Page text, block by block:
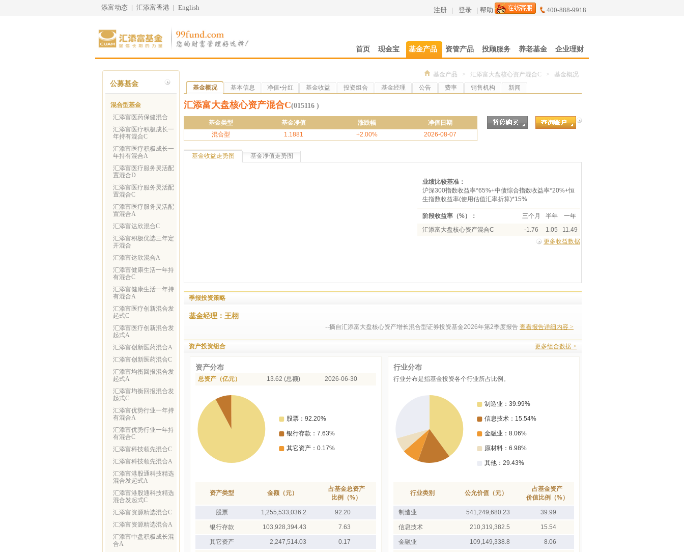
添富动态 | 汇添富香港 | English 注册 | 登录 | 帮助 400-888-9918
首页 现金宝 基金产品 资管产品 投顾服务 养老基金 企业理财
公募基金
混合型基金
汇添富医药保健混合
汇添富医疗积极成长一
年持有混合C
汇添富医疗积极成长一
年持有混合A
汇添富医疗服务灵活配
置混合D
汇添富医疗服务灵活配
置混合C
汇添富医疗服务灵活配
置混合A
汇添富达欣混合C
汇添富积极优选三年定
开混合
汇添富达欣混合A
汇添富健康生活一年持
有混合C
汇添富健康生活一年持
有混合A
汇添富医疗创新混合发
起式C
汇添富医疗创新混合发
起式A
汇添富创新医药混合A
汇添富创新医药混合C
汇添富均衡回报混合发
起式A
汇添富均衡回报混合发
起式C
汇添富优势行业一年持
有混合A
汇添富优势行业一年持
有混合C
汇添富科技领先混合C
汇添富科技领先混合A
汇添富港股通科技精选
混合发起式A
汇添富港股通科技精选
混合发起式C
汇添富资源精选混合C
汇添富资源精选混合A
汇添富中盘积极成长混
合A
基金产品 > 汇添富大盘核心资产混合C > 基金概况
基金概况 基本信息 净值•分红 基金收益 投资组合 基金经理 公告 费率 销售机构 新闻
汇添富大盘核心资产混合C(015116 )
基金类型 基金净值 涨跌幅
净值日期
混合型
1.1881 +2.00% 2026-08-07
基金收益走势图 基金净值走势图
业绩比较基准：
沪深300指数收益率*65%+中债综合指数收益率*20%+恒
生指数收益率(使用估值汇率折算)*15%
阶段收益率（%）： 三个月 半年 一年
汇添富大盘核心资产混合C -1.76 1.05
11.49
更多收益数据
季报投资策略
基金经理：王栩
--摘自汇添富大盘核心资产增长混合型证券投资基金2026年第2季度报告 查看报告详细内容 >
资产投资组合 更多组合数据 >
资产分布
总资产（亿元） 13.62 (总额) 2026-06-30
资产类型 金额（元）
占基金总资产
比例（%）
股票 1,255,533,036.2 92.20
银行存款 103,928,394.43 7.63
其它资产 2,247,514.03 0.17
行业分布
行业分布是指基金投资各个行业所占比例。
行业类别 公允价值（元）
占基金资产
价值比例（%）
制造业 541,249,680.23 39.99
信息技术 210,319,382.5 15.54
金融业 109,149,338.8 8.06